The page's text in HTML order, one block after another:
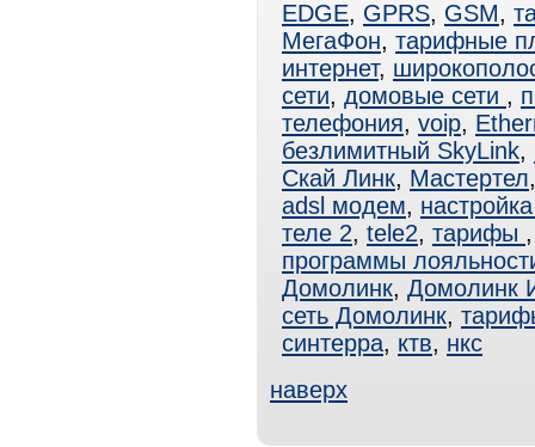
EDGE, GPRS, GSM,
МегаФон, тарифные
интернет,
сети, домовые сети ,
телефония, voip,
безлимитный SkyLink,
Скай Линк, Мастертел
adsl модем,
теле 2, tele2, тарифы
программы
Домолинк, Домолинк
сеть Домолинк,
синтерра, ктв, нкс
наверх